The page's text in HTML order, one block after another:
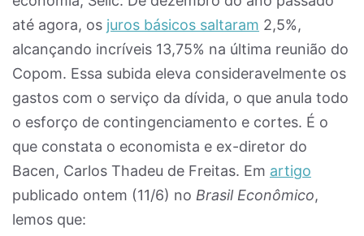
até agora, os juros básicos saltaram 2,5%,
alcançando incríveis 13,75% na última reunião do
Copom. Essa subida eleva consideravelmente os
gastos com o serviço da dívida, o que anula todo
o esforço de contingenciamento e cortes. É o
que constata o economista e ex-diretor do
Bacen, Carlos Thadeu de Freitas. Em artigo
publicado ontem (11/6) no Brasil Econômico,
lemos que: